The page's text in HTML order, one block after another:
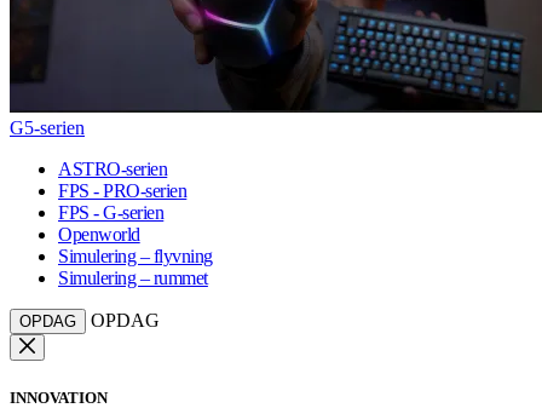
G5-serien
ASTRO-serien
FPS - PRO-serien
FPS - G-serien
Openworld
Simulering – flyvning
Simulering – rummet
OPDAG OPDAG
INNOVATION